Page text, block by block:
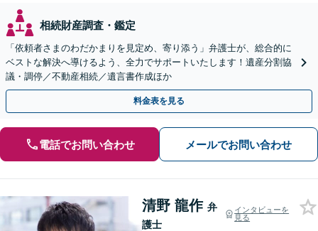
相続財産調査・鑑定
「依頼者さまのわだかまりを見定め、寄り添う」弁護士が、総合的に
ベストな解決へ導けるよう、全力でサポートいたします！遺産分割協
議・調停／不動産相続／遺言書作成ほか
料金表を見る
電話でお問い合わせ メールでお問い合わせ
清野 龍作 弁
護士
インタビューを
見る